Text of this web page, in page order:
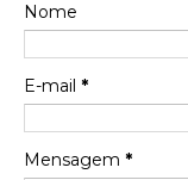
Francierton
Espero que
que estou de
Nome
E-mail *
Mensagem *